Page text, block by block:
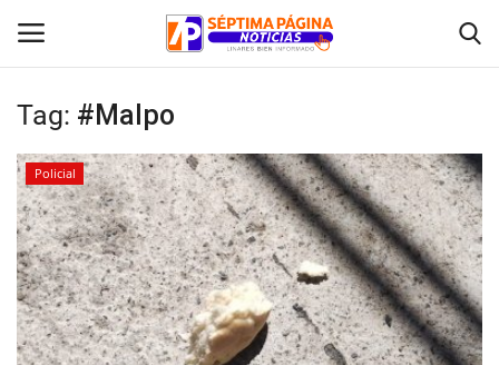
Inicio
Crónica
Policial
Tribunales
Tag: #Malpo
Policial